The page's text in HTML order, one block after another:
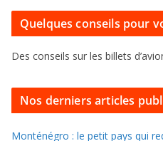
e
s
u
o
l
l
Quelques conseils pour
Des conseils sur les billets
Nos derniers articles
Monténégro : le petit pays qui